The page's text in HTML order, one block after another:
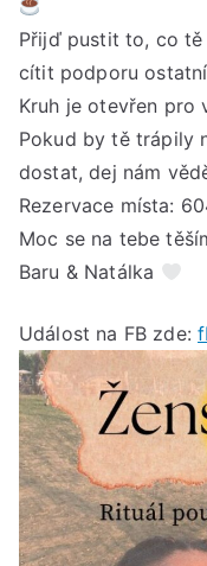
Přijď pustit to, co
cítit podporu
Kruh je otevřen pro
Pokud by tě trápily
dostat, dej nám
Rezervace místa:
Moc se na tebe
Baru & Natálka
Událost na FB zde: